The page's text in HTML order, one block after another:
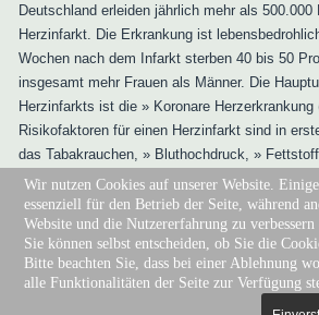
Deutschland erleiden jährlich mehr als 500.000
Herzinfarkt. Die Erkrankung ist
Wochen nach dem Infarkt sterben 40 bis 50
insgesamt mehr Frauen als Männer. Die
Herzinfarkts ist die » Koronare Herzerkrankung
Risikofaktoren für einen Herzinfarkt sind in
das Tabakrauchen, » Bluthochdruck, »
Arteriosklerose.
Impressum|Kontakt|
Copyright © 2024. All Rights
Wir nutzen Cookies auf unserer Website.
essenziell für den Betrieb der Seite, während
Website und die Nutzererfahrung zu
Sie können selbst entscheiden, ob Sie die
Bitte beachten Sie, dass bei einer Ablehnung
alle Funktionalitäten der Seite zur Verfügung